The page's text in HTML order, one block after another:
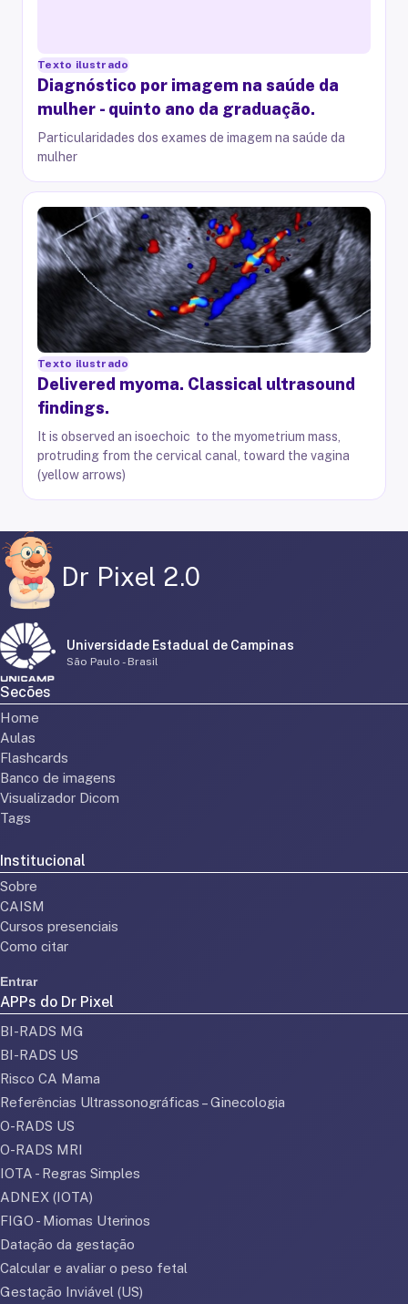
Texto ilustrado
Diagnóstico por imagem na saúde da
mulher - quinto ano da graduação.
Particularidades dos exames de imagem na saúde da
mulher
Texto ilustrado
Delivered myoma. Classical ultrasound
findings.
It is observed an isoechoic to the myometrium mass,
protruding from the cervical canal, toward the vagina
(yellow arrows)
Dr Pixel 2.0
Universidade Estadual de Campinas
São Paulo - Brasil
Secões
Home
Aulas
Flashcards
Banco de imagens
Visualizador Dicom
Tags
Institucional
Sobre
CAISM
Cursos presenciais
Como citar
Entrar
APPs do Dr Pixel
BI-RADS MG
BI-RADS US
Risco CA Mama
Referências Ultrassonográficas – Ginecologia
O-RADS US
O-RADS MRI
IOTA - Regras Simples
ADNEX (IOTA)
FIGO - Miomas Uterinos
Datação da gestação
Calcular e avaliar o peso fetal
Gestação Inviável (US)